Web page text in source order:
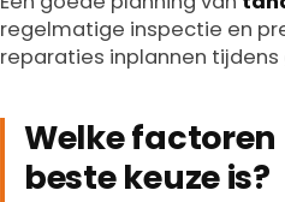
regelmatige inspectie en
reparaties inplannen
Welke
beste keuze is?